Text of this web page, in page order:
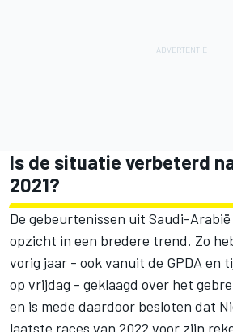
Is de situatie verbeterd
2021?
De gebeurtenissen uit Saudi-
opzicht in een bredere trend. Zo
vorig jaar - ook vanuit de GPDA en
op vrijdag - geklaagd over het
en is mede daardoor besloten dat
laatste races van 2022 voor zijn